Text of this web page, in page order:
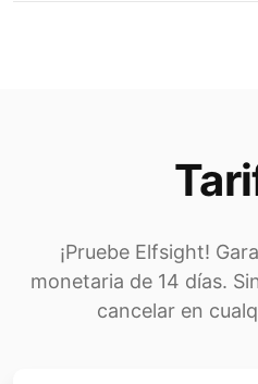
¡Pruebe Elfsight!
monetaria de 14 días.
cancelar en